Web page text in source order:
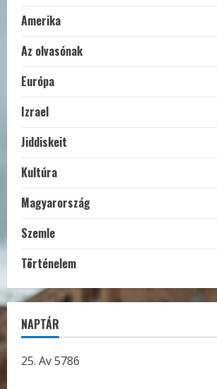
Amerika
Az olvasónak
Európa
Izrael
Jiddiskeit
Kultúra
Magyarország
Szemle
Történelem
NAPTÁR
25. Av 5786